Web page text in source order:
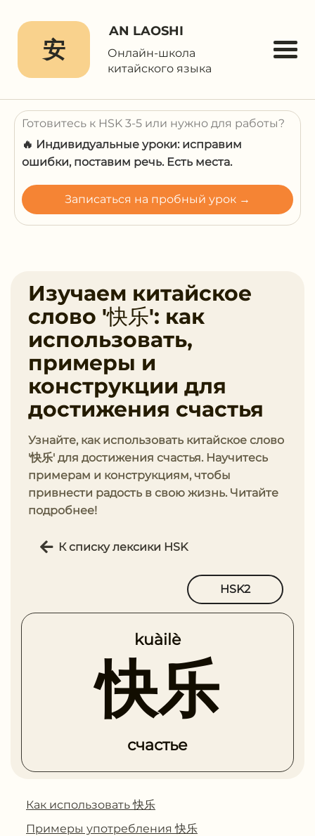
安
AN LAOSHI
Онлайн-школа
китайского языка
Готовитесь к HSK 3-5 или нужно для работы?
🔥 Индивидуальные уроки: исправим
ошибки, поставим речь. Есть места.
Записаться на пробный урок →
Изучаем китайское
слово '快乐': как
использовать,
примеры и
конструкции для
достижения счастья
Узнайте, как использовать китайское слово
'快乐' для достижения счастья. Научитесь
примерам и конструкциям, чтобы
привнести радость в свою жизнь. Читайте
подробнее!
К списку лексики HSK
HSK2
kuàilè
快乐
счастье
Как использовать 快乐
Примеры употребления 快乐